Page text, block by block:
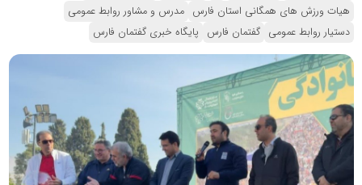
هیات ورزش های همگانی استان فارس مدرس و مشاور روابط عمومی
دستیار روابط عمومی گفتمان فارس پایگاه خبری گفتمان فارس